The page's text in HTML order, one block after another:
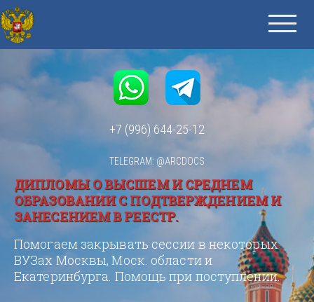
+7 (996) 644-25-12
TELEGRAM: @ARCDOCS
ДИПЛОМЫ О ВЫСШЕМ И СРЕДНЕМ
ОБРАЗОВАНИИ С ПОДТВЕРЖДЕНИЕМ И
ЗАНЕСЕНИЕМ В РЕЕСТР.
Помогаем закрывать сессии в некоторых
ВУЗах Москвы, Моск. области и
Екатеринбурга. Помощь при поступлении.